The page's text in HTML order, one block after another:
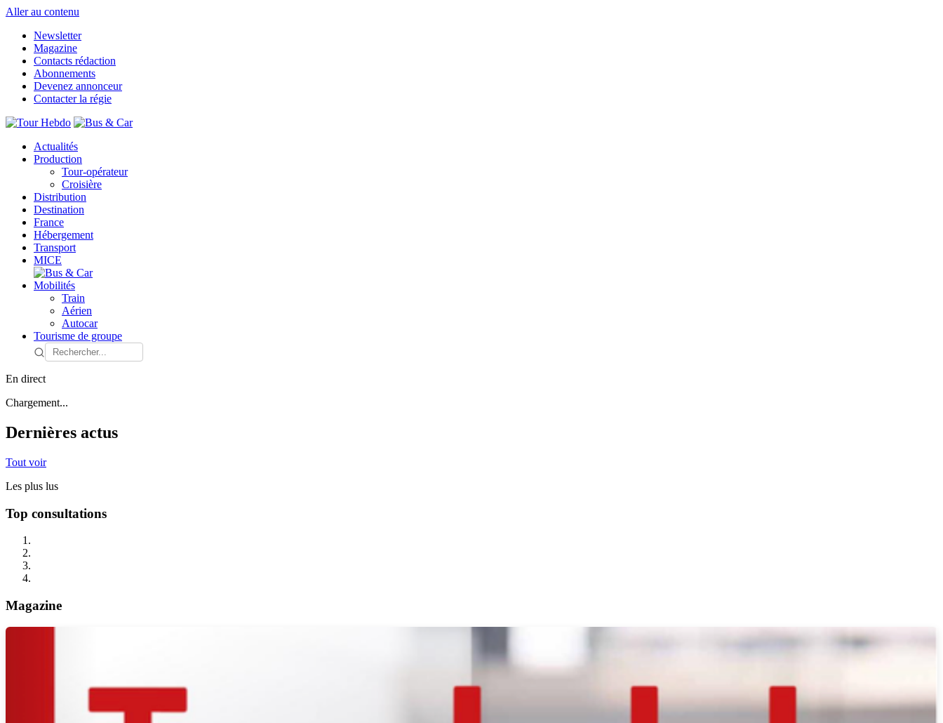
Aller au contenu
Newsletter
Magazine
Contacts rédaction
Abonnements
Devenez annonceur
Contacter la régie
Actualités
Production
Tour-opérateur
Croisière
Distribution
Destination
France
Hébergement
Transport
MICE
Mobilités
Train
Aérien
Autocar
Tourisme de groupe
En direct
Chargement...
Dernières actus
Tout voir
Les plus lus
Top consultations
Magazine